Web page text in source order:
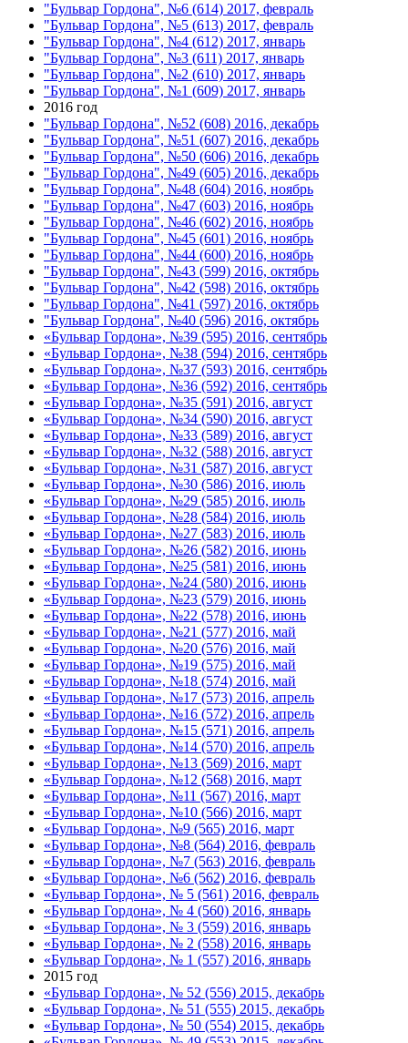
"Бульвар Гордона", №6 (614) 2017, февраль
"Бульвар Гордона", №5 (613) 2017, февраль
"Бульвар Гордона", №4 (612) 2017, январь
"Бульвар Гордона", №3 (611) 2017, январь
"Бульвар Гордона", №2 (610) 2017, январь
"Бульвар Гордона", №1 (609) 2017, январь
2016 год
"Бульвар Гордона", №52 (608) 2016, декабрь
"Бульвар Гордона", №51 (607) 2016, декабрь
"Бульвар Гордона", №50 (606) 2016, декабрь
"Бульвар Гордона", №49 (605) 2016, декабрь
"Бульвар Гордона", №48 (604) 2016, ноябрь
"Бульвар Гордона", №47 (603) 2016, ноябрь
"Бульвар Гордона", №46 (602) 2016, ноябрь
"Бульвар Гордона", №45 (601) 2016, ноябрь
"Бульвар Гордона", №44 (600) 2016, ноябрь
"Бульвар Гордона", №43 (599) 2016, октябрь
"Бульвар Гордона", №42 (598) 2016, октябрь
"Бульвар Гордона", №41 (597) 2016, октябрь
"Бульвар Гордона", №40 (596) 2016, октябрь
«Бульвар Гордона», №39 (595) 2016, сентябрь
«Бульвар Гордона», №38 (594) 2016, сентябрь
«Бульвар Гордона», №37 (593) 2016, сентябрь
«Бульвар Гордона», №36 (592) 2016, сентябрь
«Бульвар Гордона», №35 (591) 2016, август
«Бульвар Гордона», №34 (590) 2016, август
«Бульвар Гордона», №33 (589) 2016, август
«Бульвар Гордона», №32 (588) 2016, август
«Бульвар Гордона», №31 (587) 2016, август
«Бульвар Гордона», №30 (586) 2016, июль
«Бульвар Гордона», №29 (585) 2016, июль
«Бульвар Гордона», №28 (584) 2016, июль
«Бульвар Гордона», №27 (583) 2016, июль
«Бульвар Гордона», №26 (582) 2016, июнь
«Бульвар Гордона», №25 (581) 2016, июнь
«Бульвар Гордона», №24 (580) 2016, июнь
«Бульвар Гордона», №23 (579) 2016, июнь
«Бульвар Гордона», №22 (578) 2016, июнь
«Бульвар Гордона», №21 (577) 2016, май
«Бульвар Гордона», №20 (576) 2016, май
«Бульвар Гордона», №19 (575) 2016, май
«Бульвар Гордона», №18 (574) 2016, май
«Бульвар Гордона», №17 (573) 2016, апрель
«Бульвар Гордона», №16 (572) 2016, апрель
«Бульвар Гордона», №15 (571) 2016, апрель
«Бульвар Гордона», №14 (570) 2016, апрель
«Бульвар Гордона», №13 (569) 2016, март
«Бульвар Гордона», №12 (568) 2016, март
«Бульвар Гордона», №11 (567) 2016, март
«Бульвар Гордона», №10 (566) 2016, март
«Бульвар Гордона», №9 (565) 2016, март
«Бульвар Гордона», №8 (564) 2016, февраль
«Бульвар Гордона», №7 (563) 2016, февраль
«Бульвар Гордона», №6 (562) 2016, февраль
«Бульвар Гордона», № 5 (561) 2016, февраль
«Бульвар Гордона», № 4 (560) 2016, январь
«Бульвар Гордона», № 3 (559) 2016, январь
«Бульвар Гордона», № 2 (558) 2016, январь
«Бульвар Гордона», № 1 (557) 2016, январь
2015 год
«Бульвар Гордона», № 52 (556) 2015, декабрь
«Бульвар Гордона», № 51 (555) 2015, декабрь
«Бульвар Гордона», № 50 (554) 2015, декабрь